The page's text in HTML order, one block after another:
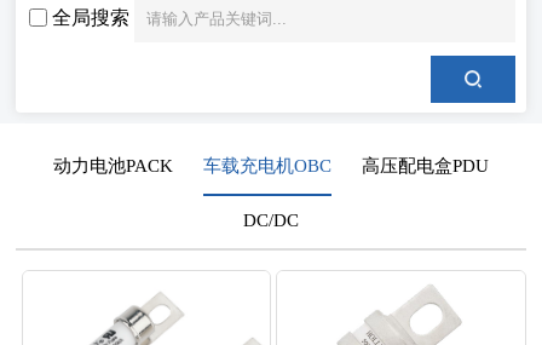
全局搜索
动力电池PACK 车载充电机OBC 高压配电盒PDU
DC/DC